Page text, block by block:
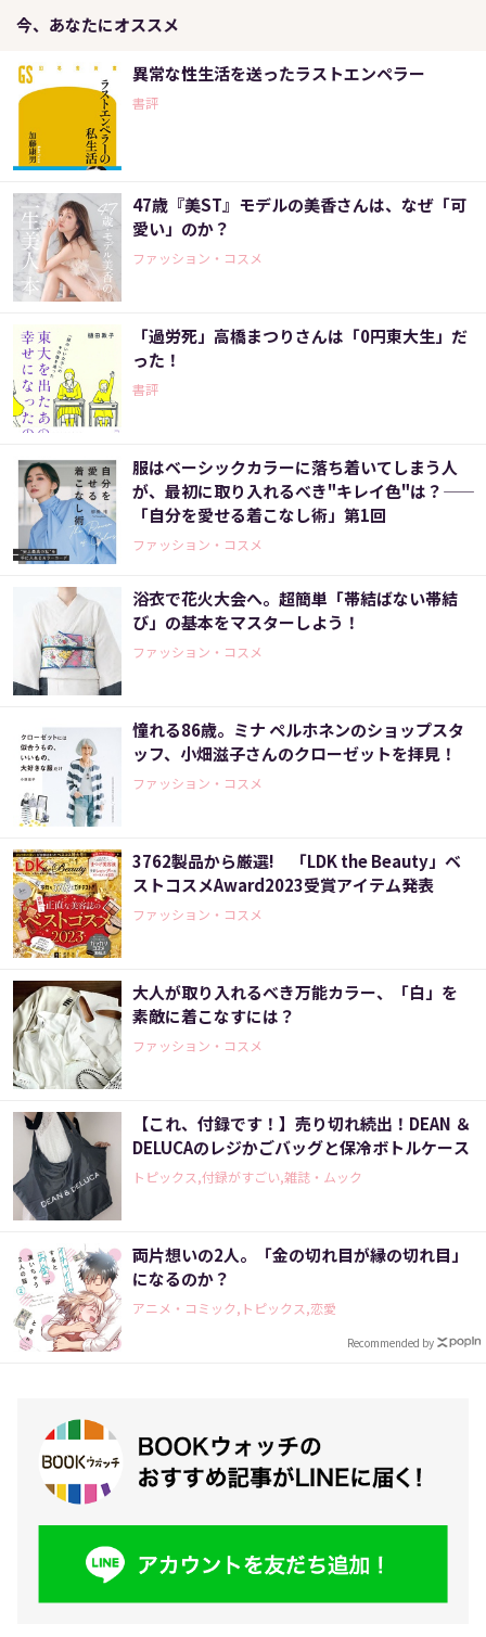
今、あなたにオススメ
異常な性生活を送ったラストエンペラー
書評
47歳『美ST』モデルの美香さんは、なぜ「可
愛い」のか？
ファッション・コスメ
「過労死」高橋まつりさんは「0円東大生」だ
った！
書評
服はベーシックカラーに落ち着いてしまう人
が、最初に取り入れるべき"キレイ色"は？――
「自分を愛せる着こなし術」第1回
ファッション・コスメ
浴衣で花火大会へ。超簡単「帯結ばない帯結
び」の基本をマスターしよう！
ファッション・コスメ
憧れる86歳。ミナ ペルホネンのショップスタ
ッフ、小畑滋子さんのクローゼットを拝見！
ファッション・コスメ
3762製品から厳選! 「LDK the Beauty」ベ
ストコスメAward2023受賞アイテム発表
ファッション・コスメ
大人が取り入れるべき万能カラー、「白」を
素敵に着こなすには？
ファッション・コスメ
【これ、付録です！】売り切れ続出！DEAN ＆
DELUCAのレジかごバッグと保冷ボトルケース
トピックス,付録がすごい,雑誌・ムック
両片想いの2人。「金の切れ目が縁の切れ目」
になるのか？
アニメ・コミック,トピックス,恋愛
Recommended by